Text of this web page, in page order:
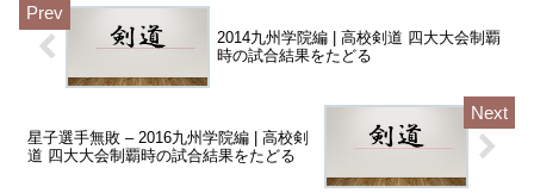
2014九州学院編 | 高校剣道 四大大会制覇
時の試合結果をたどる
星子選手無敗 – 2016九州学院編 | 高校剣
道 四大大会制覇時の試合結果をたどる